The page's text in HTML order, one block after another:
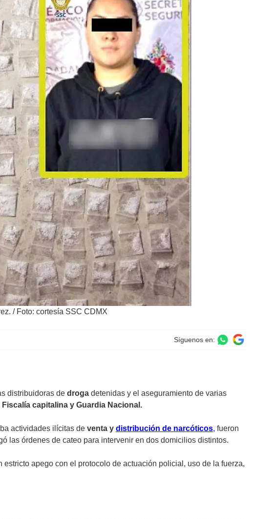
/ Foto: cortesía SSC CDMX
Síguenos en:
distribuidoras de droga detenidas y el aseguramiento de varias
capitalina y Guardia Nacional.
actividades ilícitas de venta y distribución de narcóticos, fueron
las órdenes de cateo para intervenir en dos domicilios distintos.
apego con el protocolo de actuación policial, uso de la fuerza,